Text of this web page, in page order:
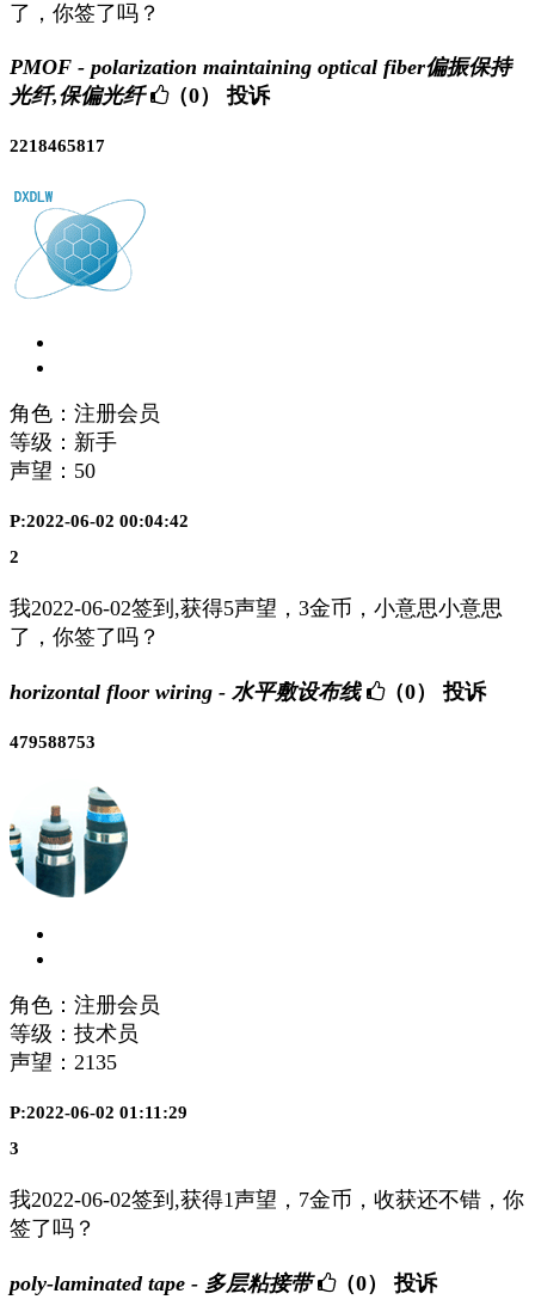
了，你签了吗？
PMOF - polarization maintaining optical fiber偏振保持
光纤,保偏光纤
（0） 投诉
2218465817
角色：注册会员
等级：新手
声望： 50
P:2022-06-02 00:04:42
2
我2022-06-02签到,获得5声望，3金币，小意思小意思
了，你签了吗？
horizontal floor wiring - 水平敷设布线 （0） 投诉
479588753
角色：注册会员
等级：技术员
声望： 2135
P:2022-06-02 01:11:29
3
我2022-06-02签到,获得1声望，7金币，收获还不错，你
签了吗？
poly-laminated tape - 多层粘接带 （0） 投诉